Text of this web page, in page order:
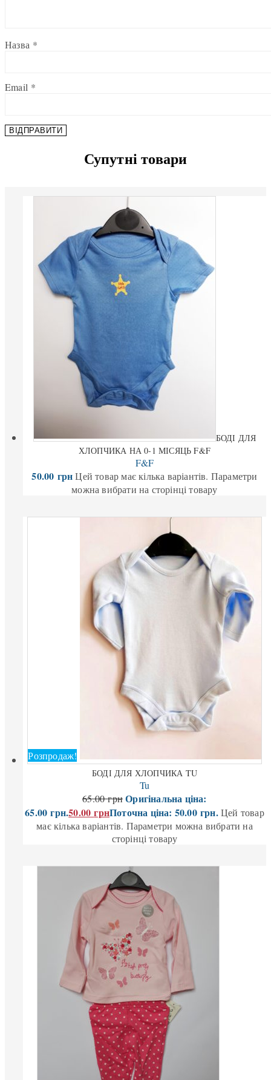
Назва *
Email *
Супутні товари
БОДІ ДЛЯ
ХЛОПЧИКА НА 0-1 МІСЯЦЬ F&F
F&F
50.00 грн Цей товар має кілька варіантів. Параметри
можна вибрати на сторінці товару
Розпродаж!
БОДІ ДЛЯ ХЛОПЧИКА TU
Tu
65.00грн Оригінальна ціна:
65.00 грн.50.00грнПоточна ціна: 50.00 грн. Цей товар
має кілька варіантів. Параметри можна вибрати на
сторінці товару